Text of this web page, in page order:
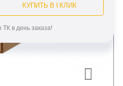
КУПИТЬ В 1 КЛИК
ТК в день заказа!